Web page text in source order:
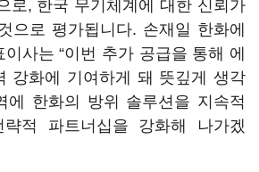
로, 한국 무기체계에 대한 신뢰가
으로 평가됩니다. 손재일 한화에
사는 “이번 추가 공급을 통해 에
강화에 기여하게 돼 뜻깊게 생각
에 한화의 방위 솔루션을 지속적
적 파트너십을 강화해 나가겠